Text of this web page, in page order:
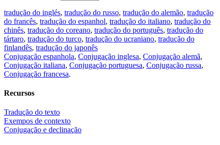
tradução do inglés, tradução do russo, tradução do alemão, tradução
do francês, tradução do espanhol, tradução do italiano, tradução do
chinês, tradução do coreano, tradução do português, tradução do
tártaro, tradução do turco, tradução do ucraniano, tradução do
finlandês, tradução do japonês
Conjugação espanhola, Conjugação inglesa, Conjugação alemã,
Conjugação italiana, Conjugação portuguesa, Conjugação russa,
Conjugação francesa.
Recursos
Tradução do texto
Exempos de contexto
Conjugação e declinação